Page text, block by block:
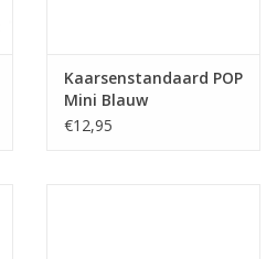
Kaarsenstandaard POP
Mini Blauw
€12,95